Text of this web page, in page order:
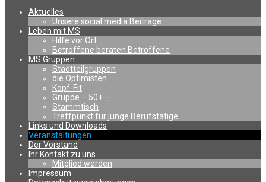
Aktuelles
Unsere social media Beiträge
Leben mit MS
Hilfe vor Ort
Betroffene beraten Betroffene
MS Gruppen
Stadtteilgruppen
die Optimisten
Kopf-Fit
Gruppe – 50+ –
Stammtisch
Treffpunkt für junge Berufstätige
Links und Downloads
Veranstaltungen
Der Vorstand
Ihr Kontakt zu uns
Mitglied werden
Impressum